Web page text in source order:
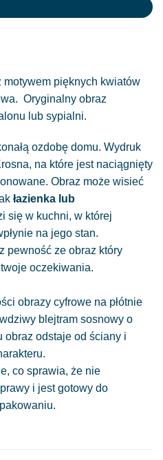
motywem pięknych kwiatów
Oryginalny obraz
lub sypialni.
ozdobę domu. Wydruk
na które jest naciągnięty
Obraz może wisieć
łazienka lub
się w kuchni, w której
na jego stan.
pewność ze obraz który
oczekiwania.
obrazy cyfrowe na płótnie
blejtram sosnowy o
obraz odstaje od ściany i
co sprawia, że nie
i jest gotowy do